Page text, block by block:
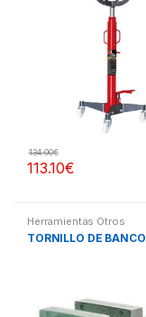
113.10€
134.00€
Herramientas Otros
TORNILLO DE BANCO